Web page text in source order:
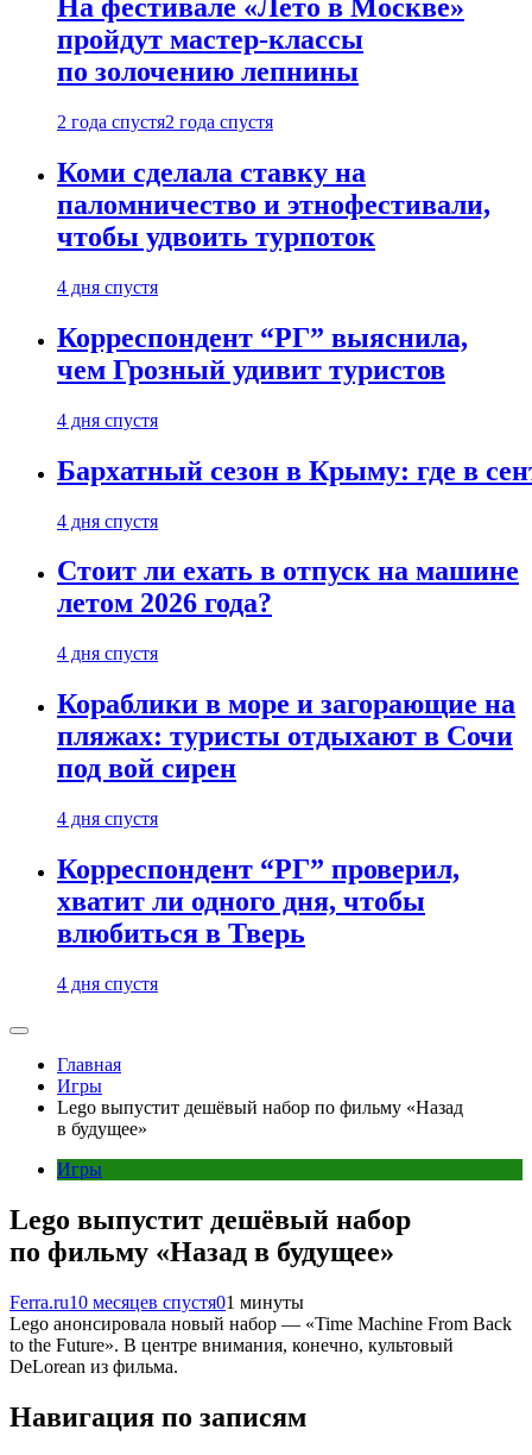
На фестивале «Лето в Москве»
пройдут мастер-классы
по золочению лепнины
2 года спустя2 года спустя
Коми сделала ставку на
паломничество и этнофестивали,
чтобы удвоить турпоток
4 дня спустя
Корреспондент “РГ” выяснила,
чем Грозный удивит туристов
4 дня спустя
Бархатный сезон в Крыму: где в
4 дня спустя
Стоит ли ехать в отпуск на машине
летом 2026 года?
4 дня спустя
Кораблики в море и загорающие на
пляжах: туристы отдыхают в Сочи
под вой сирен
4 дня спустя
Корреспондент “РГ” проверил,
хватит ли одного дня, чтобы
влюбиться в Тверь
4 дня спустя
Главная
Игры
Lego выпустит дешёвый набор по фильму «Назад
в будущее»
Игры
Lego выпустит дешёвый набор
по фильму «Назад в будущее»
Ferra.ru10 месяцев спустя01 минуты
Lego анонсировала новый набор — «Time Machine From Back
to the Future». В центре внимания, конечно, культовый
DeLorean из фильма.
Навигация по записям